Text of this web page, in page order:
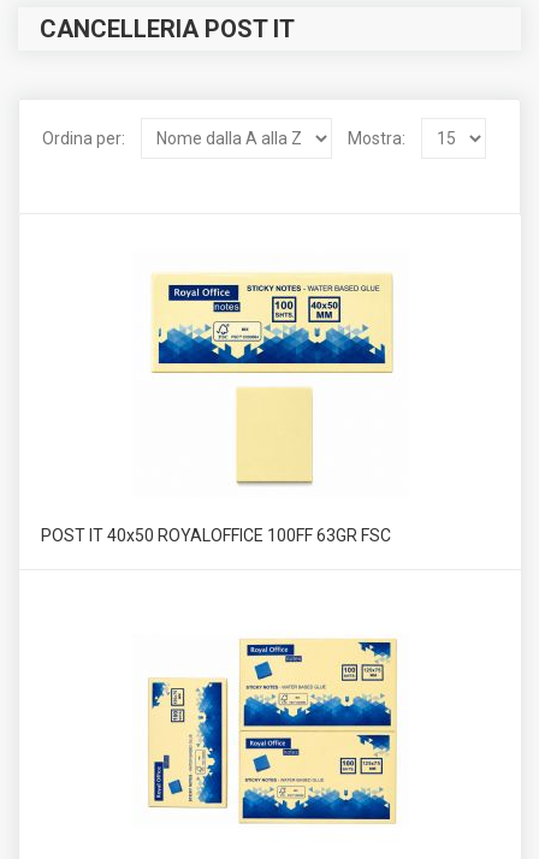
CANCELLERIA POST IT
Ordina per: Mostra:
POST IT 40x50 ROYALOFFICE 100FF 63GR FSC